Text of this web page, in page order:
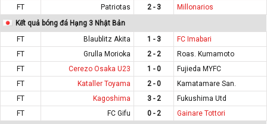
FT
Patriotas 2 - 3
Millonarios
Kết quả bóng đá Hạng 3 Nhật Bản
FT
Blaublitz Akita 1 - 3
FC Imabari
FT
Grulla Morioka 2 - 2
Roas. Kumamoto
FT
Cerezo Osaka U23 1 - 0
Fujieda MYFC
FT
Kataller Toyama 2 - 0
Kamatamare San.
FT
Kagoshima 3 - 2
Fukushima Utd
FT
FC Gifu 0 - 2
Gainare Tottori